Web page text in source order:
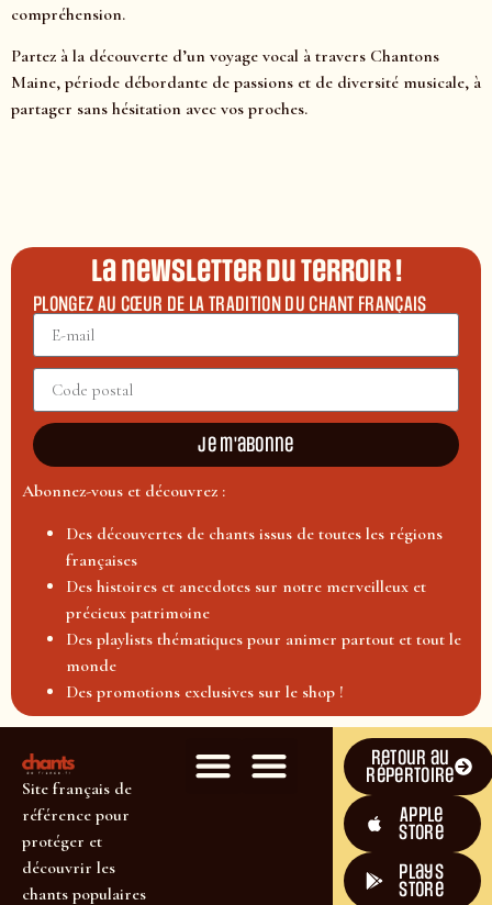
compréhension.
Partez à la découverte d’un voyage vocal à travers Chantons
Maine, période débordante de passions et de diversité musicale, à
partager sans hésitation avec vos proches.
La newsletter du terroir !
PLONGEZ AU CŒUR DE LA TRADITION DU CHANT FRANÇAIS
Je m'abonne
Abonnez-vous et découvrez :
Des découvertes de chants issus de toutes les régions
françaises
Des histoires et anecdotes sur notre merveilleux et
précieux patrimoine
Des playlists thématiques pour animer partout et tout le
monde
Des promotions exclusives sur le shop !
Site français de
référence pour
protéger et
découvrir les
chants populaires
Retour au
répertoire
Apple
Store
plays
store